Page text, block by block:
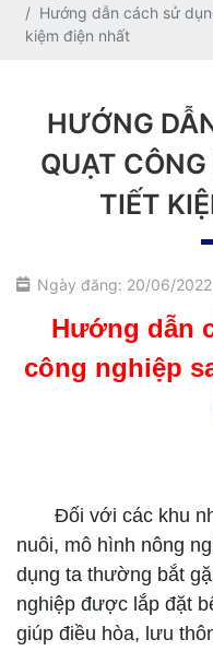
Hướng dẫn cách sử
kiệm điện nhất
HƯỚNG
QUẠT
TIẾT
Ngày đăng: 20/06/
Hướng dẫn
công nghiệp
Đối với các khu
nuôi, mô hình nông
dụng ta thường bắt
nghiệp được lắp đặt
giúp điều hòa, lưu